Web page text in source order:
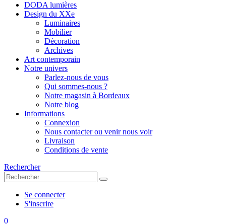
DODA lumières
Design du XXe
Luminaires
Mobilier
Décoration
Archives
Art contemporain
Notre univers
Parlez-nous de vous
Qui sommes-nous ?
Notre magasin à Bordeaux
Notre blog
Informations
Connexion
Nous contacter ou venir nous voir
Livraison
Conditions de vente
Rechercher
Se connecter
S'inscrire
0